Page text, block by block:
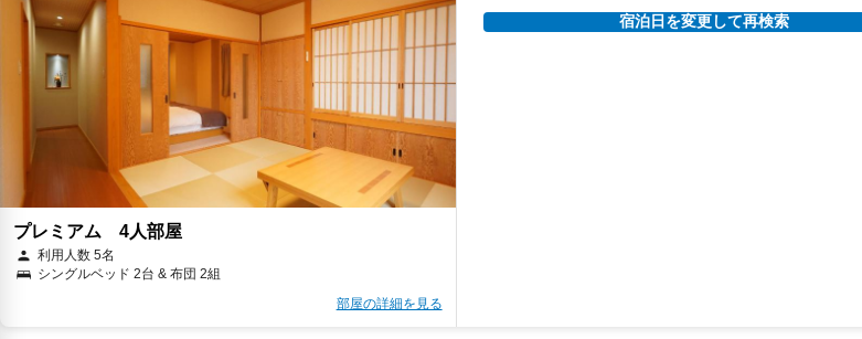
プレミアム 4人部屋
利用人数 5名
シングルベッド 2台 & 布団 2組
部屋の詳細を見る
宿泊日を変更して再検索